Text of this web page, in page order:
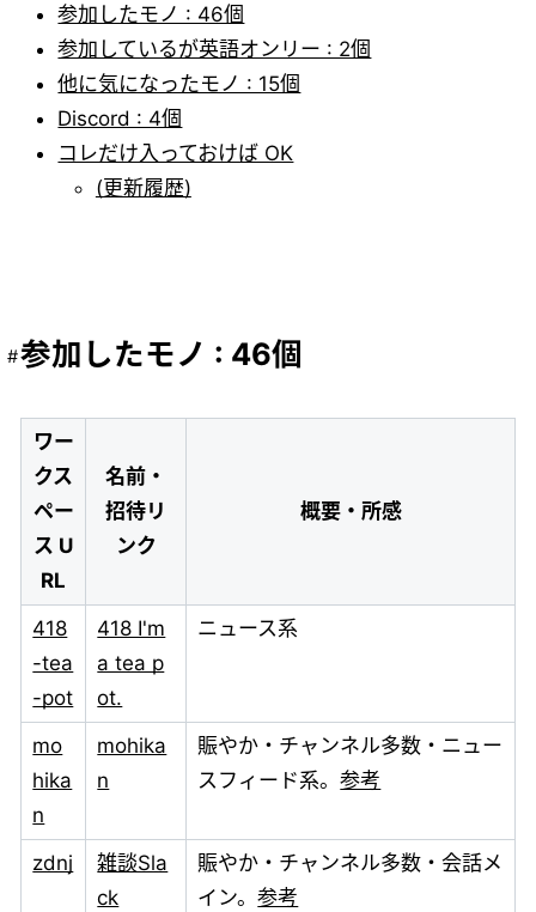
参加したモノ : 46個
参加しているが英語オンリー : 2個
他に気になったモノ : 15個
Discord : 4個
コレだけ入っておけば OK
(更新履歴)
参加したモノ : 46個
ワー
クス
ペー
ス U
RL
名前・
招待リ
ンク
概要・所感
418
-tea
-pot
418 I'm
a tea p
ot.
ニュース系
mo
hika
n
mohika
n
賑やか・チャンネル多数・ニュー
スフィード系。参考
zdnj
雑談Sla
ck
賑やか・チャンネル多数・会話メ
イン。参考